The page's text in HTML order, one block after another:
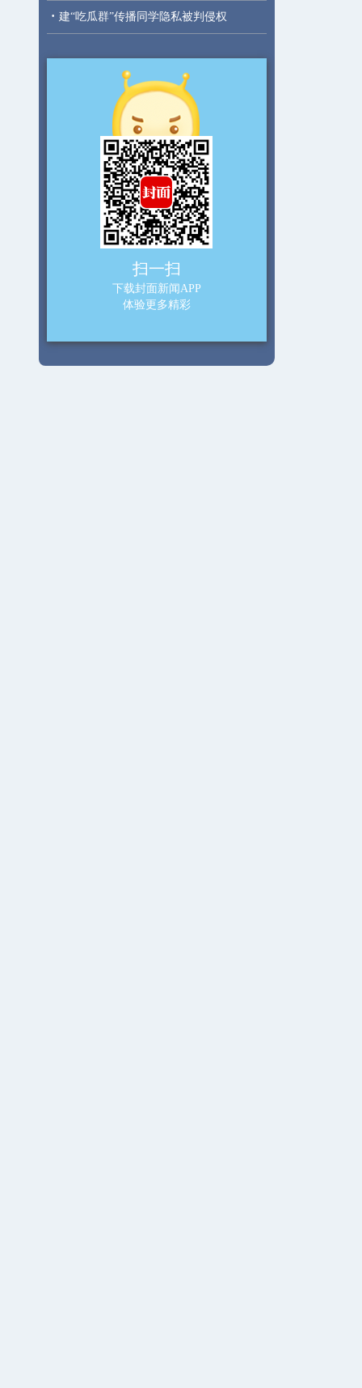
· 建“吃瓜群”传播同学隐私被判侵权
扫一扫
下载封面新闻APP
体验更多精彩